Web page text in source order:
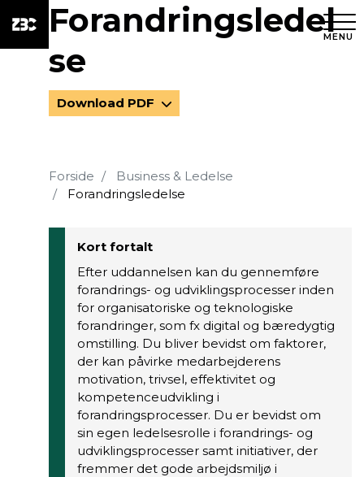
MENU
Forandringsledel
se
Download PDF
Forside
Business & Ledelse
Forandringsledelse
Kort fortalt
Efter uddannelsen kan du gennemføre
forandrings- og udviklingsprocesser inden
for organisatoriske og teknologiske
forandringer, som fx digital og bæredygtig
omstilling. Du bliver bevidst om faktorer,
der kan påvirke medarbejderens
motivation, trivsel, effektivitet og
kompetenceudvikling i
forandringsprocesser. Du er bevidst om
sin egen ledelsesrolle i forandrings- og
udviklingsprocesser samt initiativer, der
fremmer det gode arbejdsmiljø i